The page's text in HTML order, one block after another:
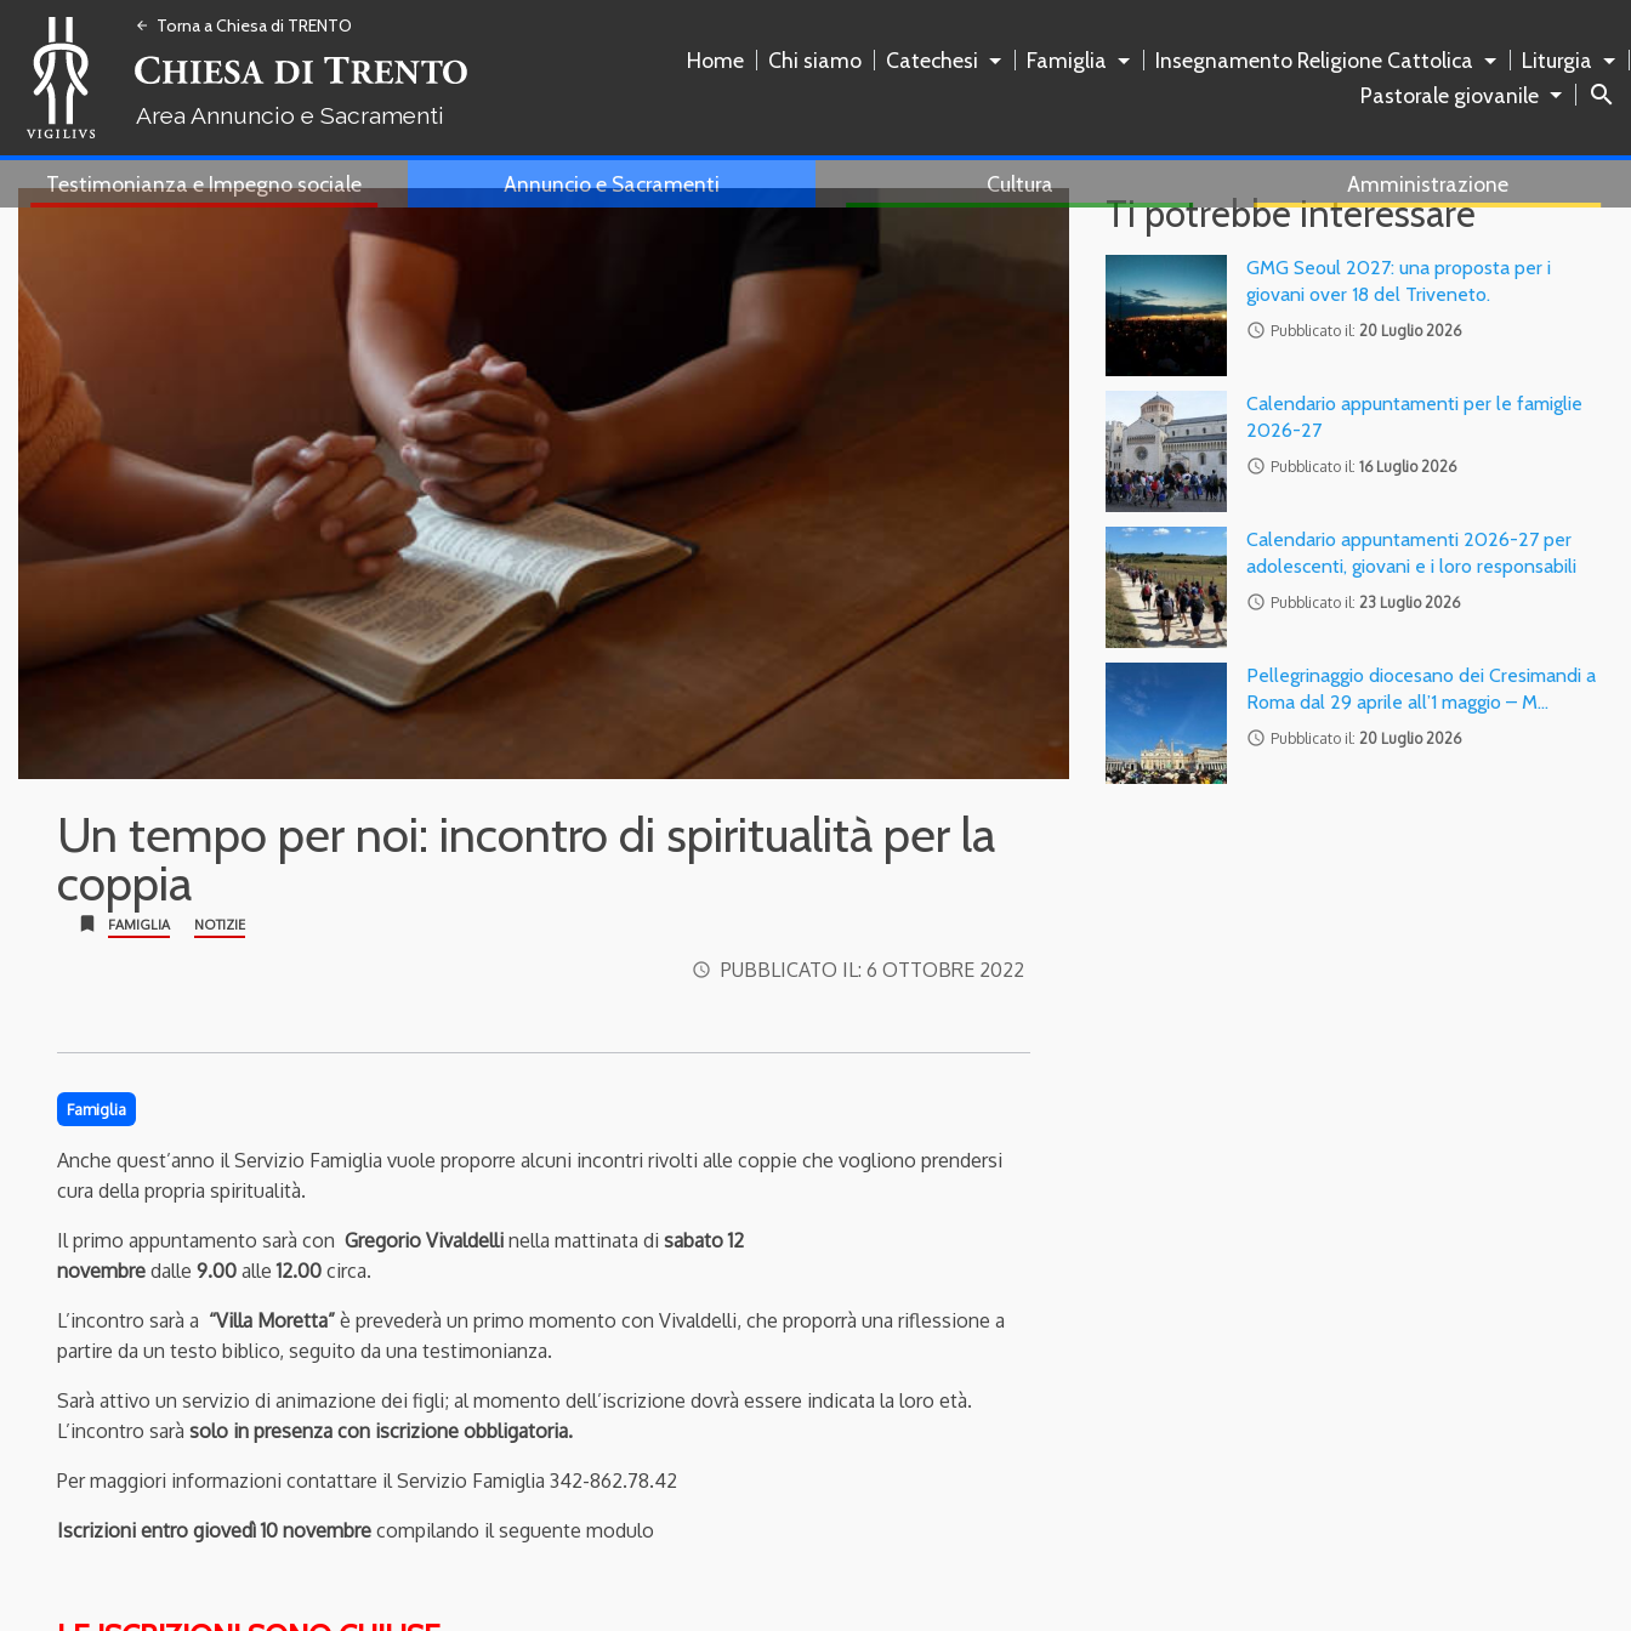
arrow_back Torna a Chiesa di TRENTO
Annuncio e Sacramenti
Home Chi siamo Catechesi Famiglia Insegnamento Religione Cattolica
Liturgia
Pastorale giovanile
search
Testimonianza e Impegno sociale Annuncio e Sacramenti Cultura Amministrazione
Un tempo per noi: incontro di spiritualità per la
coppia
bookmark FAMIGLIA NOTIZIE
access_time PUBBLICATO IL: 6 OTTOBRE 2022
Famiglia
Anche quest’anno il Servizio Famiglia vuole proporre alcuni incontri rivolti alle coppie che vogliono prendersi
cura della propria spiritualità.
Il primo appuntamento sarà con Gregorio Vivaldelli nella mattinata di sabato 12
novembre dalle 9.00 alle 12.00 circa.
L’incontro sarà a “Villa Moretta” è prevederà un primo momento con Vivaldelli, che proporrà una riflessione a
partire da un testo biblico, seguito da una testimonianza.
Sarà attivo un servizio di animazione dei figli; al momento dell’iscrizione dovrà essere indicata la loro età.
L’incontro sarà solo in presenza con iscrizione obbligatoria.
Per maggiori informazioni contattare il Servizio Famiglia 342-862.78.42
Iscrizioni entro giovedì 10 novembre compilando il seguente modulo
Ti potrebbe interessare
GMG Seoul 2027: una proposta per i
giovani over 18 del Triveneto.
access_time Pubblicato il: 20 Luglio 2026
Calendario appuntamenti per le famiglie
2026-27
access_time Pubblicato il:16 Luglio 2026
Calendario appuntamenti 2026-27 per
adolescenti, giovani e i loro responsabili
access_time Pubblicato il: 23 Luglio 2026
Pellegrinaggio diocesano dei Cresimandi a
Roma dal 29 aprile all’1 maggio – M…
access_time Pubblicato il: 20 Luglio 2026